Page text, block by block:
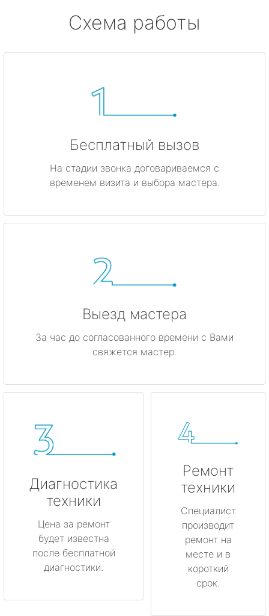
Схема работы
Бесплатный вызов
На стадии звонка договариваемся с
временем визита и выбора мастера.
Выезд мастера
За час до согласованного времени с Вами
свяжется мастер.
Диагностика
техники
Цена за ремонт
будет известна
после бесплатной
диагностики.
Ремонт
техники
Специалист
производит
ремонт на
месте и в
короткий
срок.